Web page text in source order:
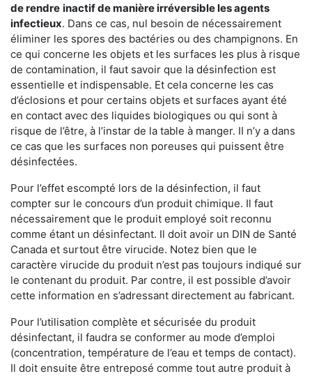
de rendre inactif de manière irréversible les agents
infectieux. Dans ce cas, nul besoin de nécessairement
éliminer les spores des bactéries ou des champignons. En
ce qui concerne les objets et les surfaces les plus à risque
de contamination, il faut savoir que la désinfection est
essentielle et indispensable. Et cela concerne les cas
d’éclosions et pour certains objets et surfaces ayant été
en contact avec des liquides biologiques ou qui sont à
risque de l’être, à l’instar de la table à manger. II n’y a dans
ce cas que les surfaces non poreuses qui puissent être
désinfectées.
Pour l’effet escompté lors de la désinfection, il faut
compter sur le concours d’un produit chimique. Il faut
nécessairement que le produit employé soit reconnu
comme étant un désinfectant. Il doit avoir un DIN de Santé
Canada et surtout être virucide. Notez bien que le
caractère virucide du produit n’est pas toujours indiqué sur
le contenant du produit. Par contre, il est possible d’avoir
cette information en s’adressant directement au fabricant.
Pour l’utilisation complète et sécurisée du produit
désinfectant, il faudra se conformer au mode d’emploi
(concentration, température de l’eau et temps de contact).
Il doit ensuite être entreposé comme tout autre produit à